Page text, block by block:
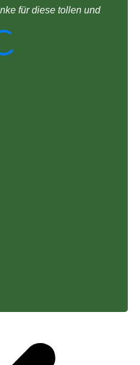
für diese tollen und